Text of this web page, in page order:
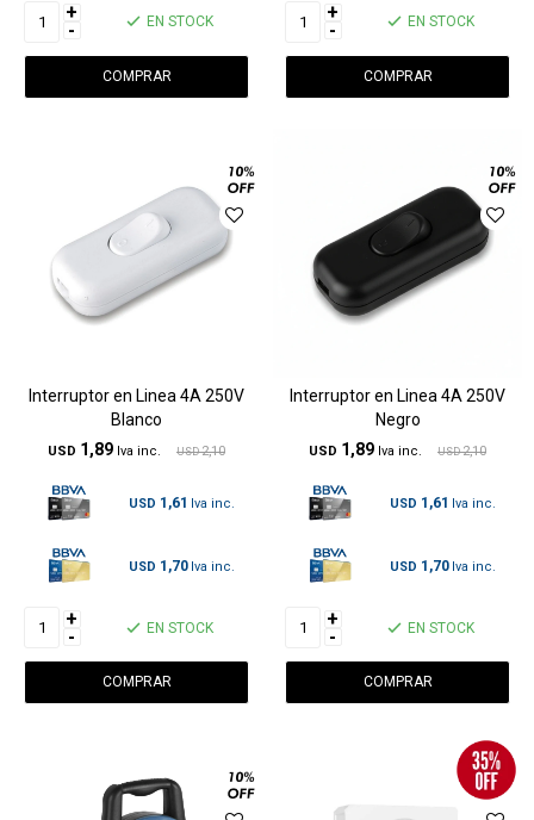
+
- EN STOCK +
- EN STOCK
Interruptor en Linea 4A 250V
Blanco
USD 1,89 USD 2,10
USD 1,61
USD 1,70
+
- EN STOCK
Interruptor en Linea 4A 250V
Negro
USD 1,89 USD 2,10
USD 1,61
USD 1,70
+
- EN STOCK